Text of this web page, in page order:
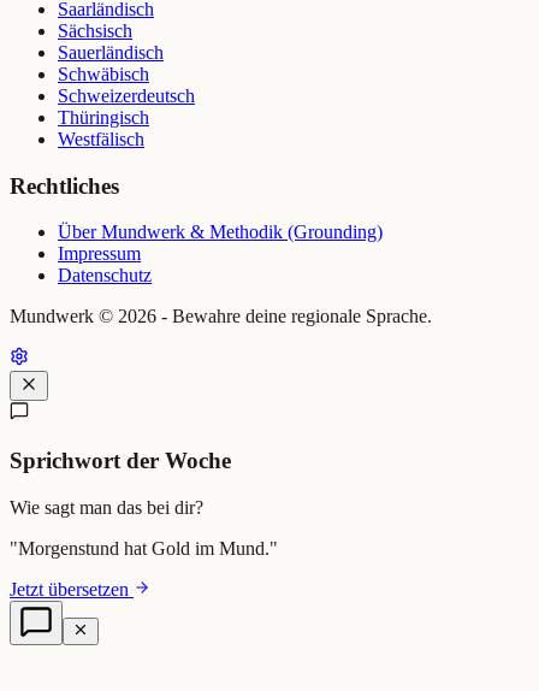
Saarländisch
Sächsisch
Sauerländisch
Schwäbisch
Schweizerdeutsch
Thüringisch
Westfälisch
Rechtliches
Über Mundwerk & Methodik (Grounding)
Impressum
Datenschutz
Mundwerk © 2026 - Bewahre deine regionale Sprache.
Sprichwort der Woche
Wie sagt man das bei dir?
"Morgenstund hat Gold im Mund."
Jetzt übersetzen